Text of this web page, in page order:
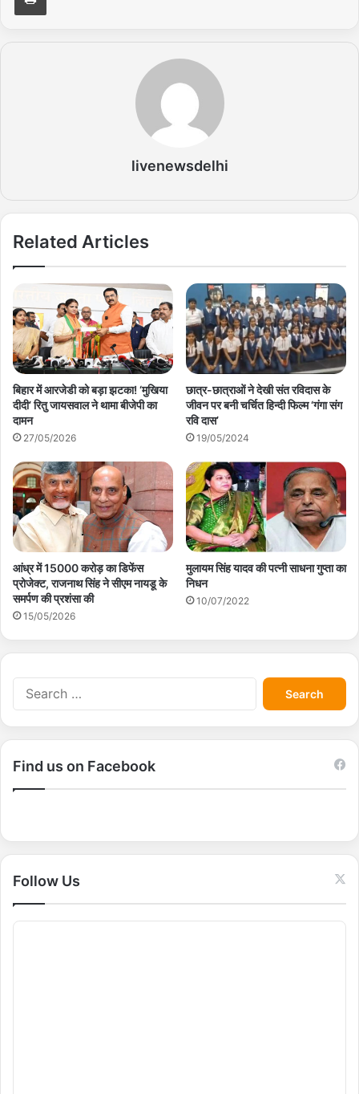
livenewsdelhi
Related Articles
बिहार में आरजेडी को बड़ा झटका! ‘मुखिया
दीदी’ रितु जायसवाल ने थामा बीजेपी का
दामन
27/05/2026
छात्र-छात्राओं ने देखी संत रविदास के
जीवन पर बनी चर्चित हिन्दी फिल्म ‘गंगा संग
रवि दास’
19/05/2024
आंध्र में 15000 करोड़ का डिफेंस
प्रोजेक्ट, राजनाथ सिंह ने सीएम नायडू के
समर्पण की प्रशंसा की
15/05/2026
मुलायम सिंह यादव की पत्नी साधना गुप्ता का
निधन
10/07/2022
S
e
a
r
r
:
Find us on Facebook
Follow Us